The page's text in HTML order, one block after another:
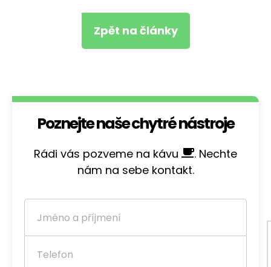
Zpět na články
Poznejte naše chytré nástroje
Rádi vás pozveme na kávu
. Nechte
nám na sebe kontakt.